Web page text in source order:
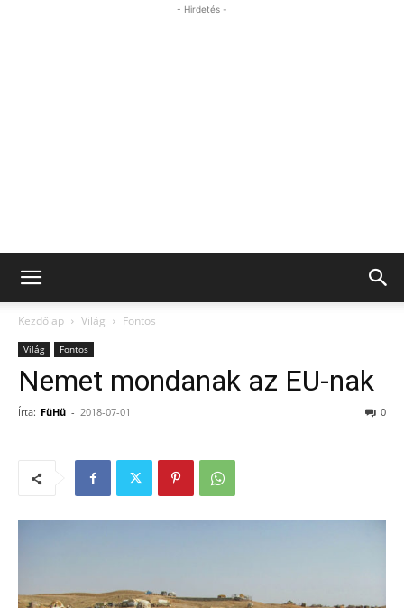
- Hirdetés -
Kezdőlap Világ Fontos
Világ Fontos
Nemet mondanak az EU-nak
Írta: FüHü - 2018-07-01 0